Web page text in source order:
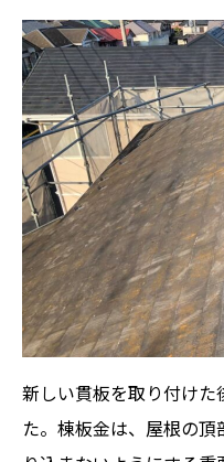
新しい貫板を取り付け
た。棟板金は、屋根の